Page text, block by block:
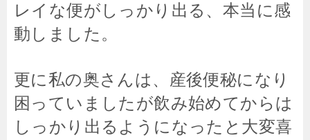
レイな便がしっかり出る、本当に感
動しました。
更に私の奥さんは、産後便秘になり
困っていましたが飲み始めてからは
しっかり出るようになったと大変喜